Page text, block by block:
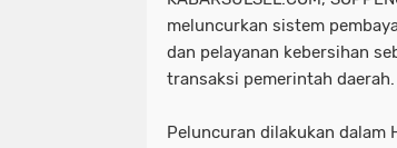
meluncurkan sistem
dan pelayanan kebersihan
transaksi pemerintah daerah.
Peluncuran dilakukan dalam